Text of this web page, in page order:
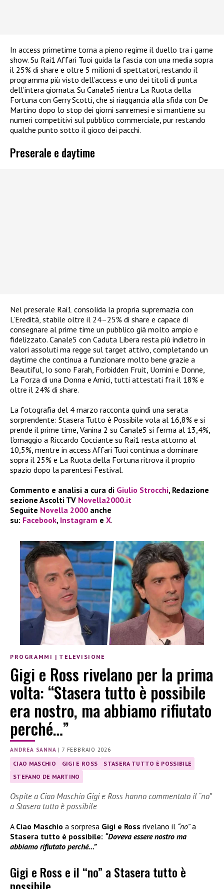
In access primetime torna a pieno regime il duello tra i game
show. Su Rai1 Affari Tuoi guida la fascia con una media sopra
il 25% di share e oltre 5 milioni di spettatori, restando il
programma più visto dell’access e uno dei titoli di punta
dell’intera giornata. Su Canale5 rientra La Ruota della
Fortuna con Gerry Scotti, che si riaggancia alla sfida con De
Martino dopo lo stop dei giorni sanremesi e si mantiene su
numeri competitivi sul pubblico commerciale, pur restando
qualche punto sotto il gioco dei pacchi.
Preserale e daytime
Nel preserale Rai1 consolida la propria supremazia con
L’Eredità, stabile oltre il 24–25% di share e capace di
consegnare al prime time un pubblico già molto ampio e
fidelizzato. Canale5 con Caduta Libera resta più indietro in
valori assoluti ma regge sul target attivo, completando un
daytime che continua a funzionare molto bene grazie a
Beautiful, Io sono Farah, Forbidden Fruit, Uomini e Donne,
La Forza di una Donna e Amici, tutti attestati fra il 18% e
oltre il 24% di share.
La fotografia del 4 marzo racconta quindi una serata
sorprendente: Stasera Tutto è Possibile vola al 16,8% e si
prende il prime time, Vanina 2 su Canale5 si ferma al 13,4%,
l’omaggio a Riccardo Cocciante su Rai1 resta attorno al
10,5%, mentre in access Affari Tuoi continua a dominare
sopra il 25% e La Ruota della Fortuna ritrova il proprio
spazio dopo la parentesi Festival.
Commento e analisi a cura di Giulio Strocchi, Redazione
sezione Ascolti TV Novella2000.it
Seguite Novella 2000 anche
su: Facebook, Instagram e X.
PROGRAMMI | TELEVISIONE
Gigi e Ross rivelano per la prima
volta: “Stasera tutto è possibile
era nostro, ma abbiamo rifiutato
perché…”
ANDREA SANNA |7 FEBBRAIO 2026
CIAO MASCHIO GIGI E ROSS
STASERA TUTTO È POSSIBILE
STEFANO DE MARTINO
Ospite a Ciao Maschio Gigi e Ross hanno commentato il “no”
a Stasera tutto è possibile
A Ciao Maschio a sorpresa Gigi e Ross rivelano il “no”a
Stasera tutto è possibile: “Doveva essere nostro ma
abbiamo rifiutato perché…”
Gigi e Ross e il “no” a Stasera tutto è